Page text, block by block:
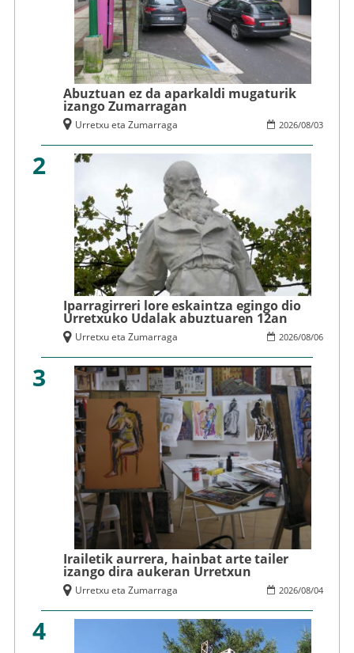
Abuztuan ez da aparkaldi mugaturik
izango Zumarragan
2026/08/03
Urretxu eta Zumarraga
2
Iparragirreri lore eskaintza egingo dio
Urretxuko Udalak abuztuaren 12an
2026/08/06
Urretxu eta Zumarraga
3
Irailetik aurrera, hainbat arte tailer
izango dira aukeran Urretxun
2026/08/04
Urretxu eta Zumarraga
4